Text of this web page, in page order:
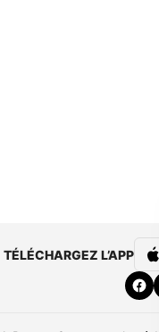
TÉLÉCHARGEZ L’APP